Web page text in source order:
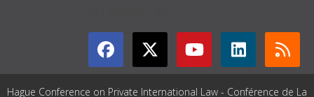
Hague Conference on Private International Law - Conférence de La